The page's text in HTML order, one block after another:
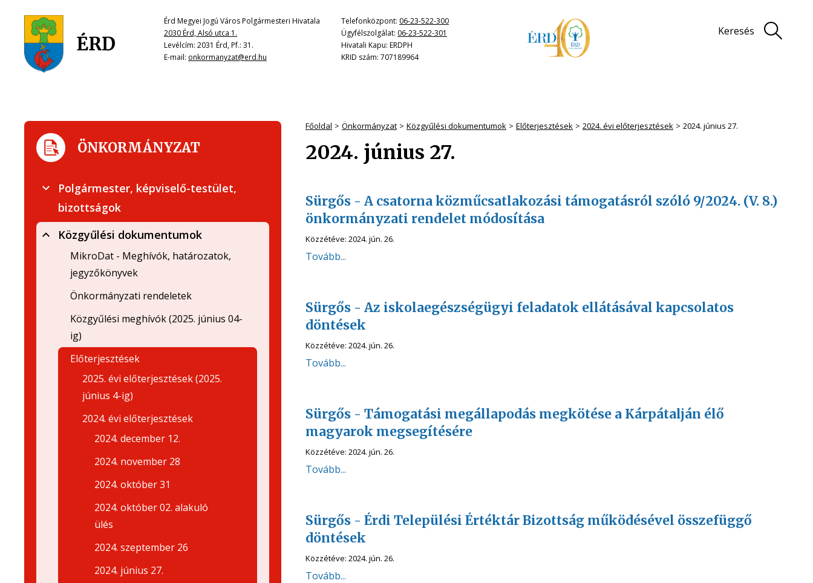
Érd Megyei Jogú Város Polgármesteri Hivatala
2030 Érd, Alsó utca 1.
Levélcím: 2031 Érd, Pf.: 31.
E-mail: onkormanyzat@erd.hu
Telefonközpont: 06-23-522-300
Ügyfélszolgálat: 06-23-522-301
Hivatali Kapu: ERDPH
KRID szám: 707189964
Keresés
Főoldal Önkormányzat Közgyűlési dokumentumok Előterjesztések 2024. évi előterjesztések 2024. június 27.
2024. június 27.
Sürgős - A csatorna közműcsatlakozási támogatásról szóló 9/2024. (V. 8.)
önkormányzati rendelet módosítása
Közzétéve: 2024. jún. 26.
Tovább...
Sürgős - Az iskolaegészségügyi feladatok ellátásával kapcsolatos
döntések
Közzétéve: 2024. jún. 26.
Tovább...
Sürgős - Támogatási megállapodás megkötése a Kárpátalján élő
magyarok megsegítésére
Közzétéve: 2024. jún. 26.
Tovább...
Sürgős - Érdi Települési Értéktár Bizottság működésével összefüggő
döntések
Közzétéve: 2024. jún. 26.
Tovább...
ÖNKORMÁNYZAT
Polgármester, képviselő-testület,
bizottságok
Közgyűlési dokumentumok
MikroDat - Meghívók, határozatok,
jegyzőkönyvek
Önkormányzati rendeletek
Közgyűlési meghívók (2025. június 04-
ig)
Előterjesztések
2025. évi előterjesztések (2025.
június 4-ig)
2024. évi előterjesztések
2024. december 12.
2024. november 28
2024. október 31
2024. október 02. alakuló
ülés
2024. szeptember 26
2024. június 27.